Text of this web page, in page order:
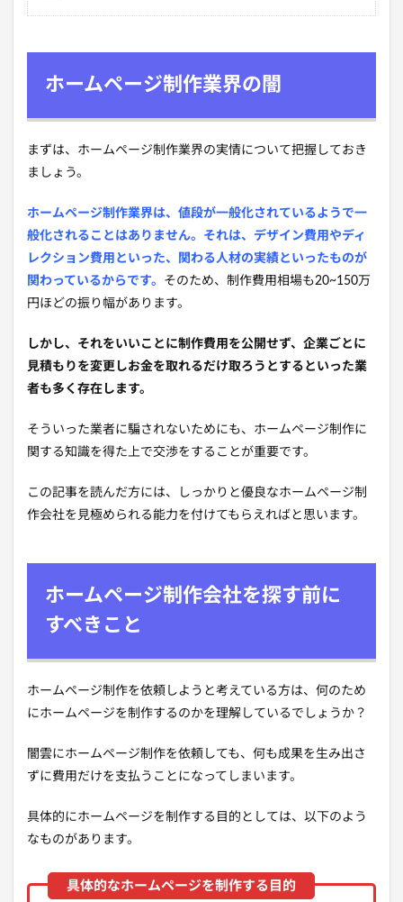
ホームページ制作業界の闇
まずは、ホームページ制作業界の実情について把握しておき
ましょう。
ホームページ制作業界は、値段が一般化されているようで一
般化されることはありません。それは、デザイン費用やディ
レクション費用といった、関わる人材の実績といったものが
関わっているからです。 そのため、制作費用相場も20~150万
円ほどの振り幅があります。
しかし、それをいいことに制作費用を公開せず、企業ごとに
見積もりを変更しお金を取れるだけ取ろうとするといった業
者も多く存在します。
そういった業者に騙されないためにも、ホームページ制作に
関する知識を得た上で交渉をすることが重要です。
この記事を読んだ方には、しっかりと優良なホームページ制
作会社を見極められる能力を付けてもらえればと思います。
ホームページ制作会社を探す前に
すべきこと
ホームページ制作を依頼しようと考えている方は、何のため
にホームページを制作するのかを理解しているでしょうか？
闇雲にホームページ制作を依頼しても、何も成果を生み出さ
ずに費用だけを支払うことになってしまいます。
具体的にホームページを制作する目的としては、以下のよう
なものがあります。